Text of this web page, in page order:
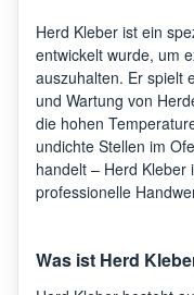
Herd Kleber ist ein
entwickelt wurde, um
auszuhalten. Er spielt
und Wartung von
die hohen
undichte Stellen im
handelt – Herd
professionelle
Was ist Herd